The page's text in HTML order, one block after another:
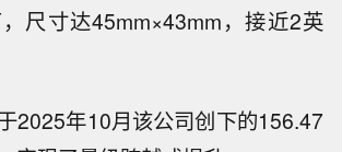
尺寸达45mm×43mm，接近2英
2025年10月该公司创下的156.47